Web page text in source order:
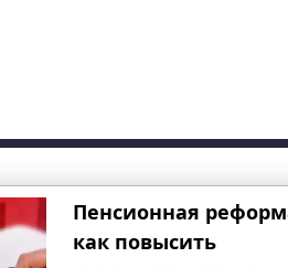
Пенсионная
как повысить